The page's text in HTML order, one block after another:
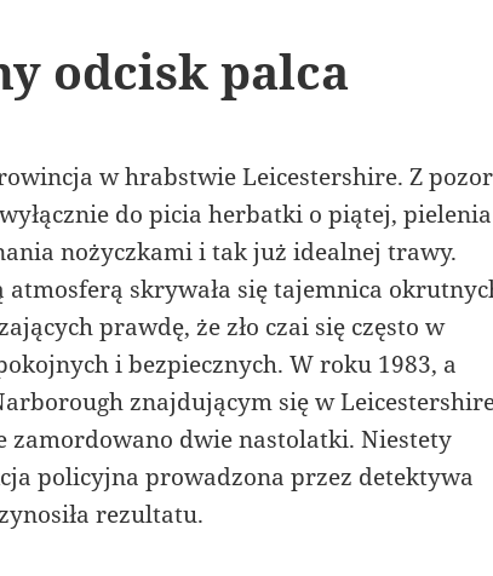
odcisk palca
w hrabstwie Leicestershire. Z
do picia herbatki o piątej, pielenia
nożyczkami i tak już idealnej trawy.
atmosferą skrywała się tajemnica
prawdę, że zło czai się często w
i bezpiecznych. W roku 1983, a
znajdującym się w
zamordowano dwie nastolatki. Niestety
policyjna prowadzona przez detektywa
rezultatu.